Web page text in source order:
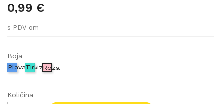
0,99 €
s PDV-om
Boja
PlavaTirkiznaRoza
Količina